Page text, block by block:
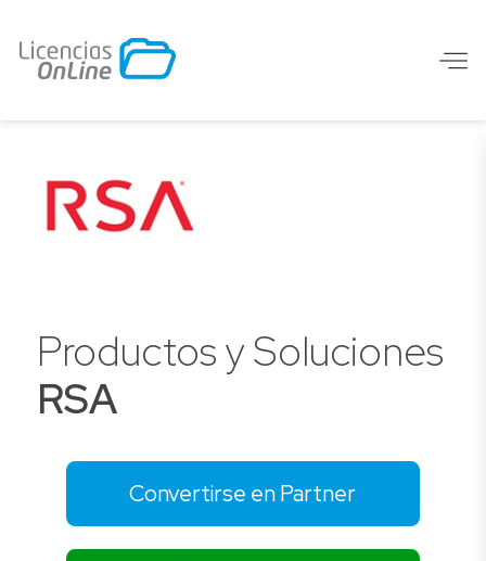
Productos y Soluciones
RSA
Convertirse en Partner